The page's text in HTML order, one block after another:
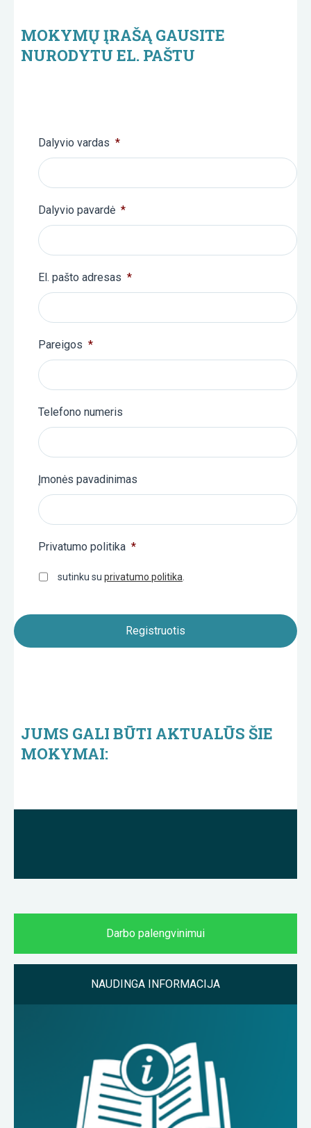
MOKYMŲ ĮRAŠĄ GAUSITE
NURODYTU EL. PAŠTU
Dalyvio vardas *
Dalyvio pavardė *
El. pašto adresas *
Pareigos *
Telefono numeris
Įmonės pavadinimas
Privatumo politika *
sutinku su privatumo politika
JUMS GALI BŪTI AKTUALŪS ŠIE
MOKYMAI:
Darbo palengvinimui
NAUDINGA INFORMACIJA